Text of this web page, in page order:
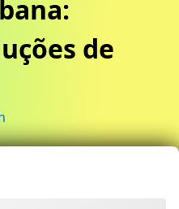
de